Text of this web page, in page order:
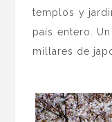
templos y
país entero.
millares de